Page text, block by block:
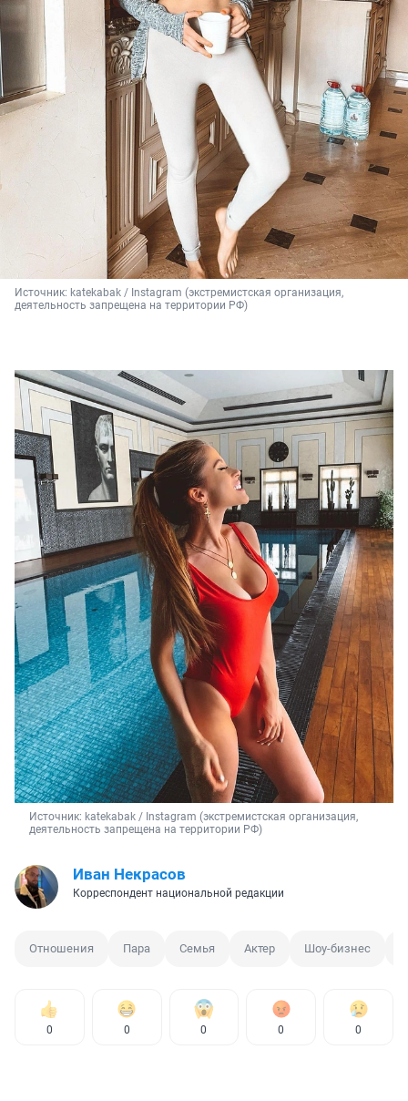
Источник: katekabak / Instagram (экстремистская организация,
деятельность запрещена на территории РФ)
Источник: katekabak / Instagram (экстремистская организация,
деятельность запрещена на территории РФ)
Иван Некрасов
Корреспондент национальной редакции
Отношения Пара Семья Актер Шоу-бизнес
0 0 0 0 0